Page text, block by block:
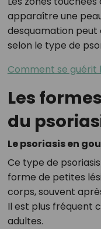
apparaître une
desquamation
selon le type de
Comment se guérit
Les
du
Le psoriasis en
Ce type de
forme de petites
corps, souvent
Il est plus fréquent
adultes.